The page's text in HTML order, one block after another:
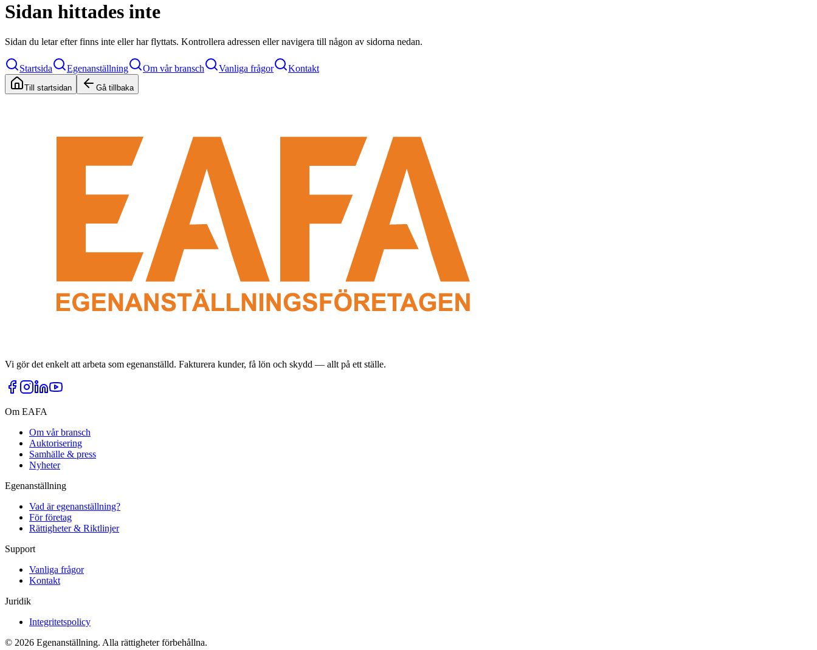
Sidan hittades inte
Sidan du letar efter finns inte eller har flyttats. Kontrollera adressen eller navigera till någon av sidorna nedan.
Startsida Egenanställning Om vår bransch Vanliga frågor Kontakt
Till startsidan Gå tillbaka
Vi gör det enkelt att arbeta som egenanställd. Fakturera kunder, få lön och skydd — allt på ett ställe.
Om EAFA
Om vår bransch
Auktorisering
Samhälle & press
Nyheter
Egenanställning
Vad är egenanställning?
För företag
Rättigheter & Riktlinjer
Support
Vanliga frågor
Kontakt
Juridik
Integritetspolicy
© 2026 Egenanställning. Alla rättigheter förbehållna.